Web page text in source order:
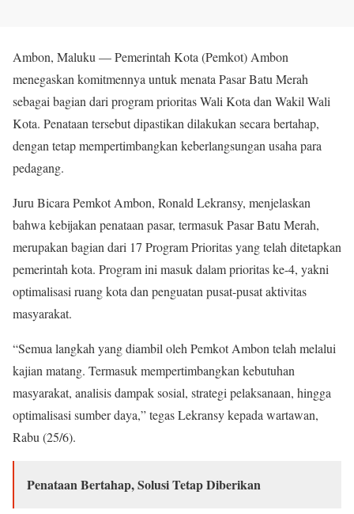
Ambon, Maluku — Pemerintah Kota (Pemkot) Ambon
menegaskan komitmennya untuk menata Pasar Batu Merah
sebagai bagian dari program prioritas Wali Kota dan Wakil Wali
Kota. Penataan tersebut dipastikan dilakukan secara bertahap,
dengan tetap mempertimbangkan keberlangsungan usaha para
pedagang.
Juru Bicara Pemkot Ambon, Ronald Lekransy, menjelaskan
bahwa kebijakan penataan pasar, termasuk Pasar Batu Merah,
merupakan bagian dari 17 Program Prioritas yang telah ditetapkan
pemerintah kota. Program ini masuk dalam prioritas ke-4, yakni
optimalisasi ruang kota dan penguatan pusat-pusat aktivitas
masyarakat.
“Semua langkah yang diambil oleh Pemkot Ambon telah melalui
kajian matang. Termasuk mempertimbangkan kebutuhan
masyarakat, analisis dampak sosial, strategi pelaksanaan, hingga
optimalisasi sumber daya,” tegas Lekransy kepada wartawan,
Rabu (25/6).
Penataan Bertahap, Solusi Tetap Diberikan